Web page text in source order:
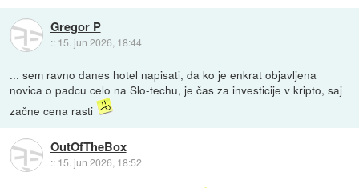
Gregor P
:: 15. jun 2026, 18:44
... sem ravno danes hotel napisati, da ko je enkrat objavljena
novica o padcu celo na Slo-techu, je čas za investicije v kripto, saj
začne cena rasti
OutOfTheBox
:: 15. jun 2026, 18:52